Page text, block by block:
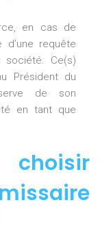
en cas de
requête
Ce(s)
Président du
de son
en tant que